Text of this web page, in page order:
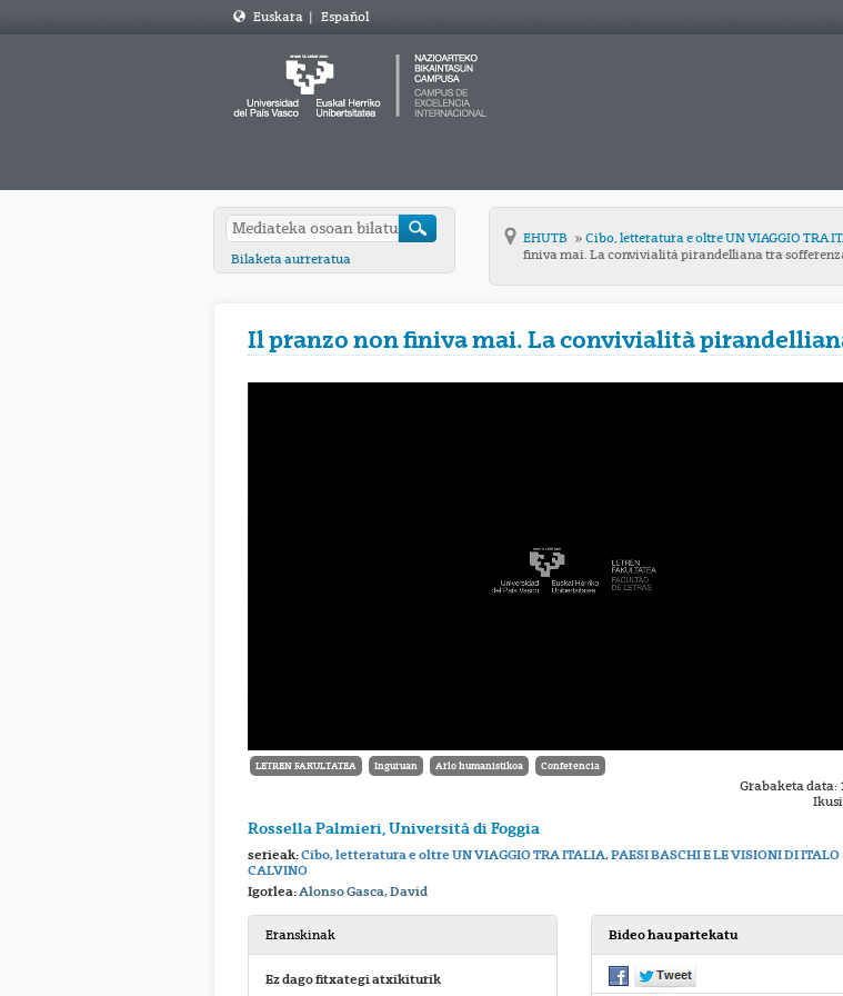
Euskara | Español
Bilaketa aurreratua
EHUTB Cibo, letteratura e oltre UN VIAGGIO TRA
finiva mai. La convivialità pirandelliana tra
Il pranzo non finiva mai. La convivialità
LETREN FAKULTATEA Inguruan Arlo humanistikoa Conferencia
Grabaketa data:
Rossella Palmieri, Università di Foggia
serieak:Cibo, letteratura e oltre UN VIAGGIO TRA ITALIA, PAESI BASCHI E LE VISIONI DI ITALO
CALVINO
Igorlea:Alonso Gasca, David
Eranskinak
Ez dago fitxategi atxikiturik
Bideo hau partekatu